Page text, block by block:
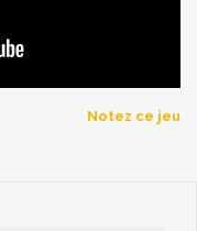
Notez ce jeu